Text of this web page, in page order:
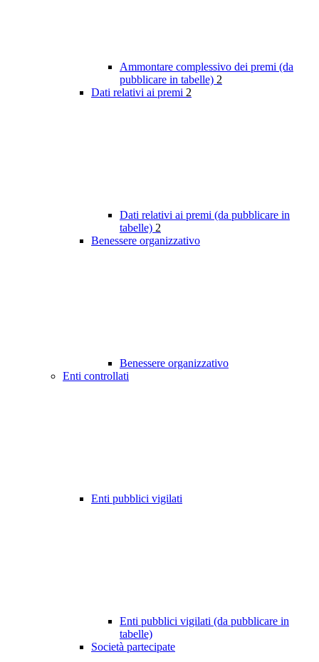
Ammontare complessivo dei premi (da
pubblicare in tabelle) 2
Dati relativi ai premi 2
Dati relativi ai premi (da pubblicare in
tabelle) 2
Benessere organizzativo
Benessere organizzativo
Enti controllati
Enti pubblici vigilati
Enti pubblici vigilati (da pubblicare in
tabelle)
Società partecipate